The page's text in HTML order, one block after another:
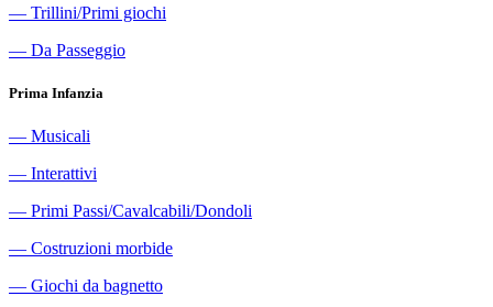
― Trillini/Primi giochi
― Da Passeggio
Prima Infanzia
― Musicali
― Interattivi
― Primi Passi/Cavalcabili/Dondoli
― Costruzioni morbide
― Giochi da bagnetto